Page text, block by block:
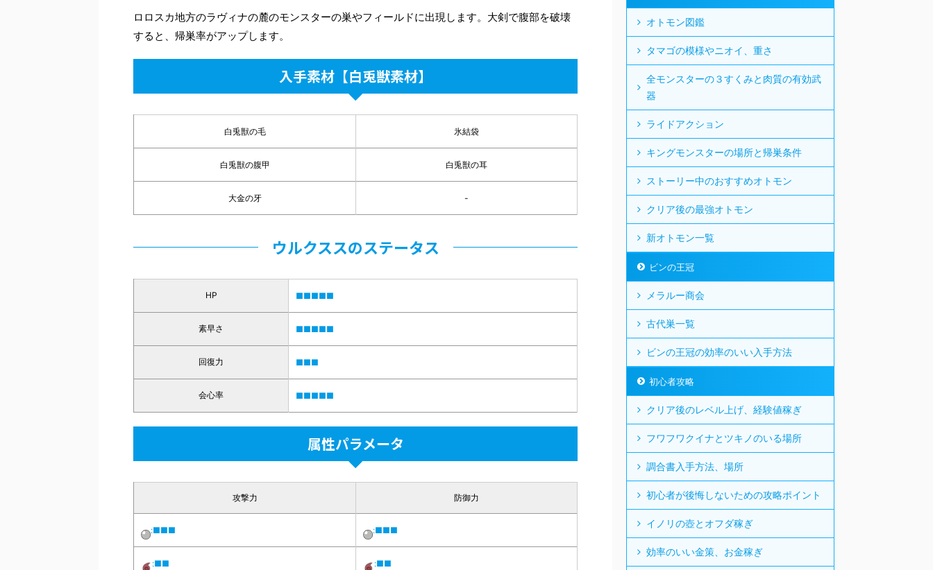
ロロスカ地方のラヴィナの麓のモンスターの巣やフィールドに出現します。大剣で腹部を破壊
すると、帰巣率がアップします。
入手素材【白兎獣素材】
白兎獣の毛 氷結袋
白兎獣の腹甲 白兎獣の耳
大金の牙 -
ウルクススのステータス
HP ■■■■■
素早さ ■■■■■
回復力 ■■■
会心率 ■■■■■
属性パラメータ
攻撃力 防御力
:■■■ :■■■
:■■ :■■
オトモン図鑑
タマゴの模様やニオイ、重さ
全モンスターの３すくみと肉質の有効武
器
ライドアクション
キングモンスターの場所と帰巣条件
ストーリー中のおすすめオトモン
クリア後の最強オトモン
新オトモン一覧
ビンの王冠
メラルー商会
古代巣一覧
ビンの王冠の効率のいい入手方法
初心者攻略
クリア後のレベル上げ、経験値稼ぎ
フワフワクイナとツキノのいる場所
調合書入手方法、場所
初心者が後悔しないための攻略ポイント
イノリの壺とオフダ稼ぎ
効率のいい金策、お金稼ぎ